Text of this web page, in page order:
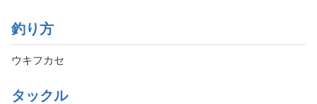
釣り方
ウキフカセ
タックル